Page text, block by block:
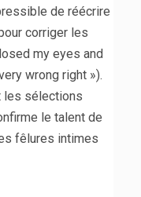
de réécrire
corriger les
my eyes and
wrong right »).
les sélections
le talent de
fêlures intimes